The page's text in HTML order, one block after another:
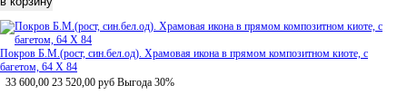
Покров Б.М.(рост, син.бел.од). Храмовая икона в прямом композитном киоте, с
багетом, 64 Х 84
33 600,00 23 520,00 руб Выгода 30%